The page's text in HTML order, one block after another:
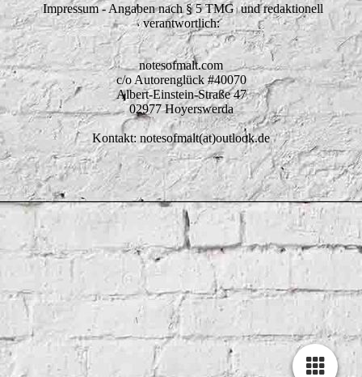
Impressum - Angaben nach § 5 TMG und redaktionell
verantwortlich:
notesofmalt.com
c/o Autorenglück #40070
Albert-Einstein-Straße 47
02977 Hoyerswerda
Kontakt: notesofmalt(at)outlook.de